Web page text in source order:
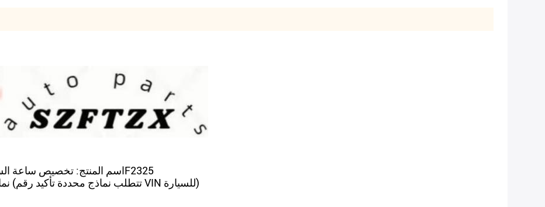
اسم المنتج: تخصيص ساعة السيارات عالية الجودة تحكم الربيع تجمع 93490F2325
نماذج قابلة للتطبيق: نماذج هيونداي 2017-2020 (تتطلب نماذج محددة تأكيد رقم VIN للسيارة)